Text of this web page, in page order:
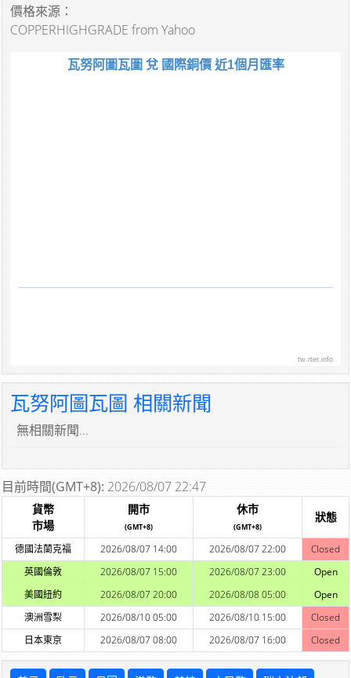
價格來源：
COPPERHIGHGRADE from Yahoo
瓦努阿圖瓦圖 兌 國際銅價 近1個月匯率
tw.rter.info
瓦努阿圖瓦圖 相關新聞
無相關新聞...
目前時間(GMT+8): 2026/08/07 22:47
貨幣
市場
開市
(GMT+8)
休市
(GMT+8)
狀態
德國法蘭克福 2026/08/07 14:00 2026/08/07 22:00
Closed
英國倫敦
2026/08/07 15:00 2026/08/07 23:00
Open
美國紐約
2026/08/07 20:00 2026/08/08 05:00
Open
澳洲雪梨
2026/08/10 05:00 2026/08/10 15:00
Closed
日本東京
2026/08/07 08:00 2026/08/07 16:00 Closed